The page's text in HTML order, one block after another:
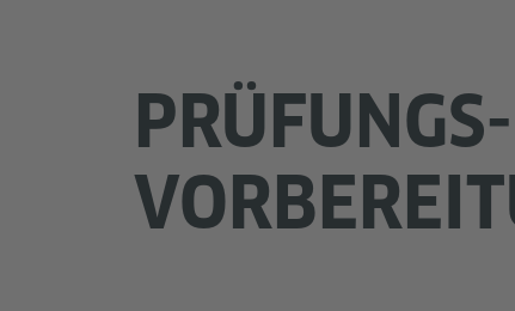
PRÜFUNGS­